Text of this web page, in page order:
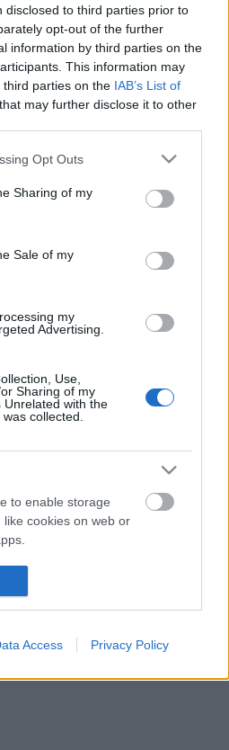
disclosed to third parties prior to
opt-out of the further
information by third parties on the
This information may
parties on the IAB’s List of
that may further disclose it to other
app uses one or more Google
behaviour. You may click to
and its third-party tags to
purposes in below Google
Opt Outs
Sharing of my
Sale of my
my
Advertising.
Use,
Sharing of my
Unrelated with the
collected.
to enable storage
cookies on web or
data to be sent to
purposes.
Access Privacy Policy
bérgyilkos az oostende-i
amikor furcsa
telefonáló hölgy hirtelen
ájultan esik össze.
elalélt nő segítségére
helyszínről, és mivel úgy véli,
szolgája
diable / The Devil's
Németország tábornoka
a szövetségesek bombái
paktumot kötött a pokol
a Rhoneberg család
szert, cserébe pedig